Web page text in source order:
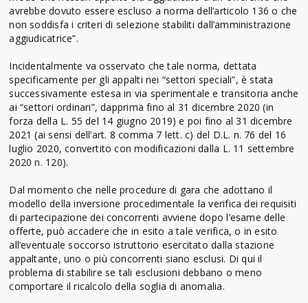
avrebbe dovuto essere escluso a norma dell’articolo 136 o che
non soddisfa i criteri di selezione stabiliti dall’amministrazione
aggiudicatrice”.
Incidentalmente va osservato che tale norma, dettata
specificamente per gli appalti nei “settori speciali”, è stata
successivamente estesa in via sperimentale e transitoria anche
ai “settori ordinari”, dapprima fino al 31 dicembre 2020 (in
forza della L. 55 del 14 giugno 2019) e poi fino al 31 dicembre
2021 (ai sensi dell’art. 8 comma 7 lett. c) del D.L. n. 76 del 16
luglio 2020, convertito con modificazioni dalla L. 11 settembre
2020 n. 120).
Dal momento che nelle procedure di gara che adottano il
modello della inversione procedimentale la verifica dei requisiti
di partecipazione dei concorrenti avviene dopo l’esame delle
offerte, può accadere che in esito a tale verifica, o in esito
all’eventuale soccorso istruttorio esercitato dalla stazione
appaltante, uno o più concorrenti siano esclusi. Di qui il
problema di stabilire se tali esclusioni debbano o meno
comportare il ricalcolo della soglia di anomalia.